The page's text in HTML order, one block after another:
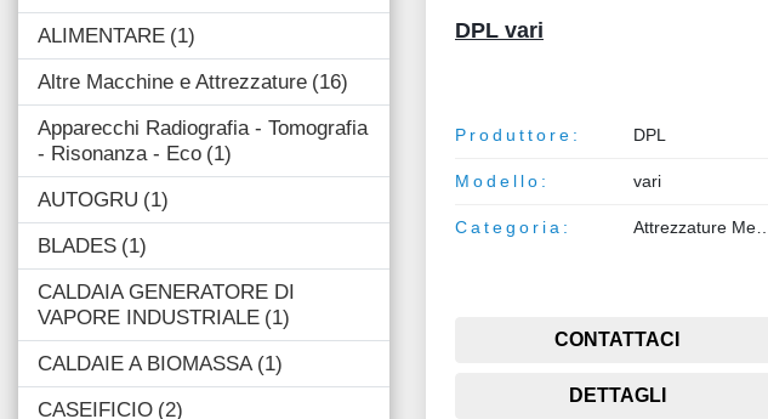
ALIMENTARE 1
Altre Macchine e Attrezzature 16
Apparecchi Radiografia - Tomografia
- Risonanza - Eco 1
AUTOGRU
1
BLADES 1
CALDAIA GENERATORE DI
VAPORE INDUSTRIALE 1
CALDAIE A BIOMASSA 1
CASEIFICIO 2
DPL vari
Produttore: DPL
Modello: vari
Categoria:
CONTATTACI
DETTAGLI